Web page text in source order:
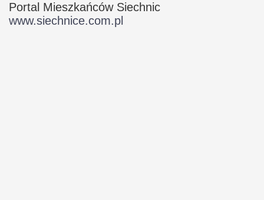
Portal Mieszkańców Siechnic
www.siechnice.com.pl